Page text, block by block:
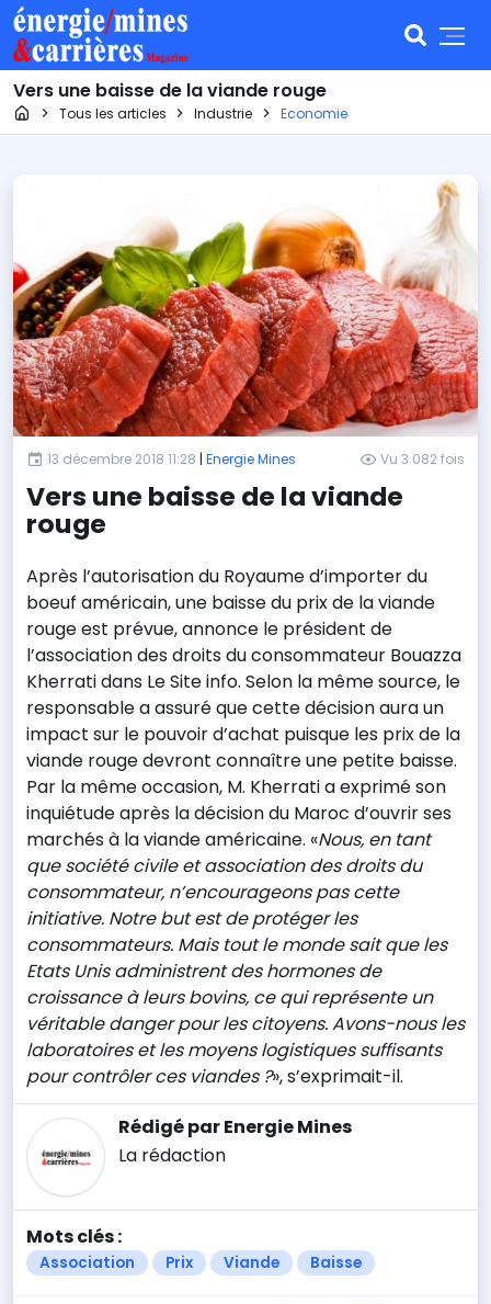
Vers une baisse de la viande rouge
Page d'accueil
Tous les articles Industrie Economie
13 décembre 2018 11:28 | Energie Mines Vu 3 082 fois
Vers une baisse de la viande
rouge
Après l’autorisation du Royaume d’importer du
boeuf américain, une baisse du prix de la viande
rouge est prévue, annonce le président de
l’association des droits du consommateur Bouazza
Kherrati dans Le Site info. Selon la même source, le
responsable a assuré que cette décision aura un
impact sur le pouvoir d’achat puisque les prix de la
viande rouge devront connaître une petite baisse.
Par la même occasion, M. Kherrati a exprimé son
inquiétude après la décision du Maroc d’ouvrir ses
marchés à la viande américaine. «Nous, en tant
que société civile et association des droits du
consommateur, n’encourageons pas cette
initiative. Notre but est de protéger les
consommateurs. Mais tout le monde sait que les
Etats Unis administrent des hormones de
croissance à leurs bovins, ce qui représente un
véritable danger pour les citoyens. Avons-nous les
laboratoires et les moyens logistiques suffisants
pour contrôler ces viandes ?», s’exprimait-il.
Rédigé par Energie Mines
La rédaction
Mots clés :
Association Prix Viande Baisse